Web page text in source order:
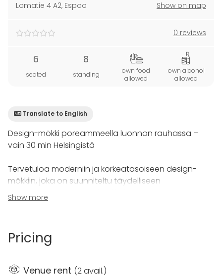
Lomatie 4 A2, Espoo Show on map
0 reviews
6
seated
8
standing
own food
allowed
own alcohol
allowed
Translate to English
Design-mökki poreammeella luonnon rauhassa –
vain 30 min Helsingistä
Tervetuloa moderniin ja korkeatasoiseen design-
mökkiin, joka on suunniteltu täydelliseen
rentoutumiseen. Tämä juuri kokonaan remontoitu
city-mökki tarjoaa ainutlaatuisen yhdistelmän laatua,
ajomatkan päässä Helsingistä.
Laadukas ja harkittu kokonaisuus:
Mökki on remontoitu kauttaaltaan korkeatasoisilla
Show more
Pricing
Venue rent (2 avail.)